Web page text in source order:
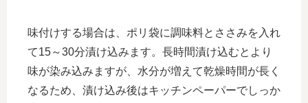
味付けする場合は、ポリ袋に調味料とささみを入れ
て15～30分漬け込みます。長時間漬け込むとより
味が染み込みますが、水分が増えて乾燥時間が長く
なるため、漬け込み後はキッチンペーパーでしっか